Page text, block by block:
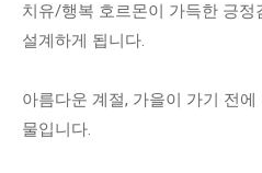
치유/행복 호르몬이 가득한 긍정
설계하게 됩니다.
아름다운 계절, 가을이 가기 전
물입니다.